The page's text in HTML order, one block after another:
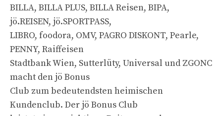
BILLA, BILLA PLUS, BILLA Reisen, BIPA,
jö.REISEN, jö.SPORTPASS,
LIBRO, foodora, OMV, PAGRO DISKONT, Pearle,
PENNY, Raiffeisen
Stadtbank Wien, Sutterlüty, Universal und ZGONC
macht den jö Bonus
Club zum bedeutendsten heimischen
Kundenclub. Der jö Bonus Club